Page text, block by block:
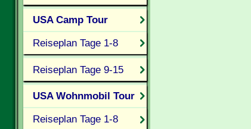
USA Camp Tour
Reiseplan Tage 1-8
Reiseplan Tage 9-15
USA Wohnmobil Tour
Reiseplan Tage 1-8